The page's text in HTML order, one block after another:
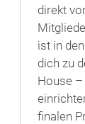
direkt
ist in
dich zu
House
finalen